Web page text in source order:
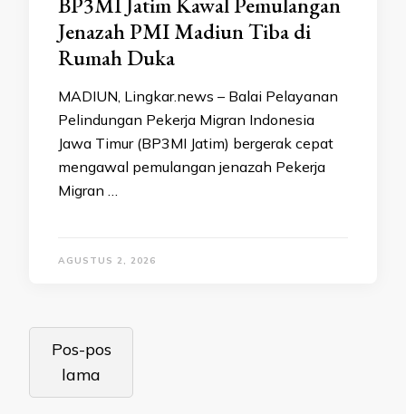
Jenazah PMI Madiun Tiba di
Rumah Duka
MADIUN, Lingkar.news – Balai Pelayanan
Pelindungan Pekerja Migran Indonesia
Jawa Timur (BP3MI Jatim) bergerak cepat
mengawal pemulangan jenazah Pekerja
Migran …
AGUSTUS 2, 2026
Navigasi
pos
Pos-pos
lama